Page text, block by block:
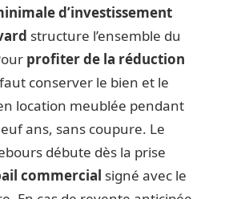
d’investissement
structure l’ensemble du
profiter de la réduction
conserver le bien et le
location meublée pendant
ans, sans coupure. Le
débute dès la prise
commercial signé avec le